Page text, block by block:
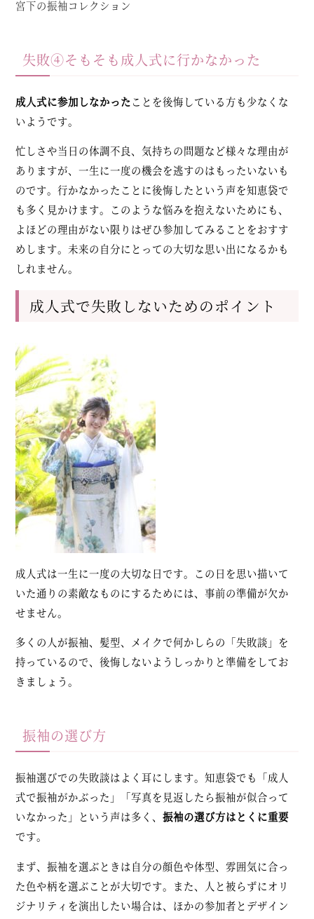
宮下の振袖コレクション
失敗④そもそも成人式に行かなかった
成人式に参加しなかったことを後悔している方も少なくな
いようです。
忙しさや当日の体調不良、気持ちの問題など様々な理由が
ありますが、一生に一度の機会を逃すのはもったいないも
のです。行かなかったことに後悔したという声を知恵袋で
も多く見かけます。このような悩みを抱えないためにも、
よほどの理由がない限りはぜひ参加してみることをおすす
めします。未来の自分にとっての大切な思い出になるかも
しれません。
成人式で失敗しないためのポイント
成人式は一生に一度の大切な日です。この日を思い描いて
いた通りの素敵なものにするためには、事前の準備が欠か
せません。
多くの人が振袖、髪型、メイクで何かしらの「失敗談」を
持っているので、後悔しないようしっかりと準備をしてお
きましょう。
振袖の選び方
振袖選びでの失敗談はよく耳にします。知恵袋でも「成人
式で振袖がかぶった」「写真を見返したら振袖が似合って
いなかった」という声は多く、振袖の選び方はとくに重要
です。
まず、振袖を選ぶときは自分の顔色や体型、雰囲気に合っ
た色や柄を選ぶことが大切です。また、人と被らずにオリ
ジナリティを演出したい場合は、ほかの参加者とデザイン